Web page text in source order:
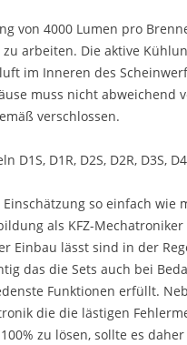
von 4000 Lumen pro
arbeiten. Die aktive
im Inneren des
muss nicht
verschlossen.
D1R, D2S, D2R, D3S,
so einfach
als KFZ-
lässt sind in der
das die Sets auch bei
Funktionen erfüllt.
die die lästigen
zu lösen, sollte es